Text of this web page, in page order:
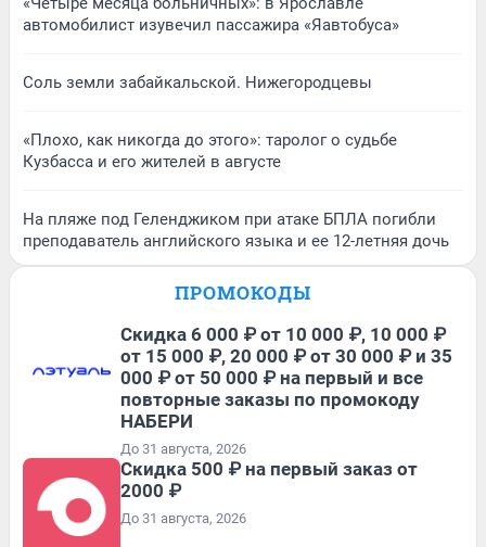
автомобилист изувечил пассажира «Яавтобуса»
Соль земли забайкальской. Нижегородцевы
«Плохо, как никогда до этого»: таролог о судьбе
Кузбасса и его жителей в августе
На пляже под Геленджиком при атаке БПЛА погибли
преподаватель английского языка и ее 12-летняя дочь
ПРОМОКОДЫ
Скидка 6 000 ₽ от 10 000 ₽, 10 000 ₽
от 15 000 ₽, 20 000 ₽ от 30 000 ₽ и 35
000 ₽ от 50 000 ₽ на первый и все
повторные заказы по промокоду
НАБЕРИ
До 31 августа, 2026
Скидка 500 ₽ на первый заказ от
2000 ₽
До 31 августа, 2026